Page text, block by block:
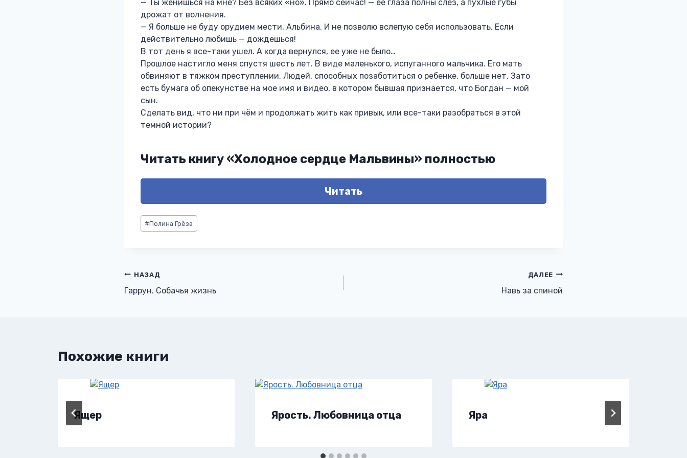
— Ты женишься на мне? Без всяких «но». Прямо сейчас! — ее глаза полны слез, а пухлые губы
дрожат от волнения.
— Я больше не буду орудием мести, Альбина. И не позволю вслепую себя использовать. Если
действительно любишь — дождешься!
В тот день я все-таки ушел. А когда вернулся, ее уже не было…
Прошлое настигло меня спустя шесть лет. В виде маленького, испуганного мальчика. Его мать
обвиняют в тяжком преступлении. Людей, способных позаботиться о ребенке, больше нет. Зато
есть бумага об опекунстве на мое имя и видео, в котором бывшая признается, что Богдан — мой
сын.
Сделать вид, что ни при чём и продолжать жить как привык, или все-таки разобраться в этой
темной истории?
Читать книгу «Холодное сердце Мальвины» полностью
Читать
Метки
записи:
#Полина Грёза
Навигация
по
НАЗАД
Гаррун. Собачья жизнь
ДАЛЕЕ
Навь за спиной
Похожие книги
Ящер Ярость. Любовница отца Яра